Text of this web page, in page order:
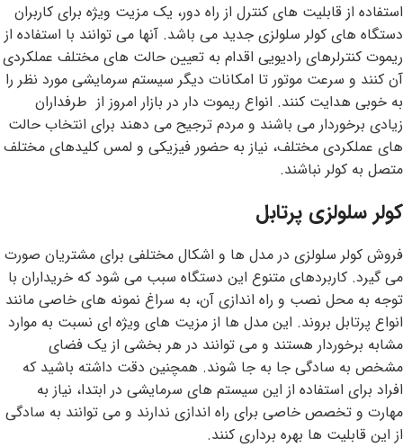
استفاده از قابلیت های کنترل از راه دور، یک مزیت ویژه برای کاربران
دستگاه های کولر سلولزی جدید می باشد. آنها می توانند با استفاده از
ریموت کنترلرهای رادیویی اقدام به تعیین حالت های مختلف عملکردی
آن کنند و سرعت موتور تا امکانات دیگر سیستم سرمایشی مورد نظر را
به خوبی هدایت کنند. انواع ریموت دار در بازار امروز از طرفداران
زیادی برخوردار می باشند و مردم ترجیح می دهند برای انتخاب حالت
های عملکردی مختلف، نیاز به حضور فیزیکی و لمس کلیدهای مختلف
متصل به کولر نباشند.
کولر سلولزی پرتابل
فروش کولر سلولزی در مدل ها و اشکال مختلفی برای مشتریان صورت
می گیرد. کاربردهای متنوع این دستگاه سبب می شود که خریداران با
توجه به محل نصب و راه اندازی آن، به سراغ نمونه های خاصی مانند
انواع پرتابل بروند. این مدل ها از مزیت های ویژه ای نسبت به موارد
مشابه برخوردار هستند و می توانند در هر بخشی از یک فضای
مشخص به سادگی جا به جا شوند. همچنین دقت داشته باشید که
افراد برای استفاده از این سیستم های سرمایشی در ابتدا، نیاز به
مهارت و تخصص خاصی برای راه اندازی ندارند و می توانند به سادگی
از این قابلیت ها بهره برداری کنند.